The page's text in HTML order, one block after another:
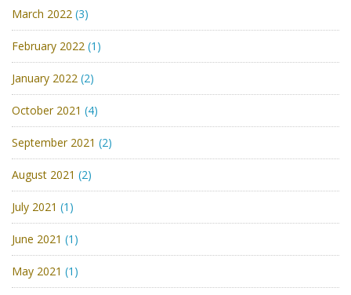
March 2022 (3)
February 2022 (1)
January 2022 (2)
October 2021 (4)
September 2021 (2)
August 2021 (2)
July 2021 (1)
June 2021 (1)
May 2021 (1)